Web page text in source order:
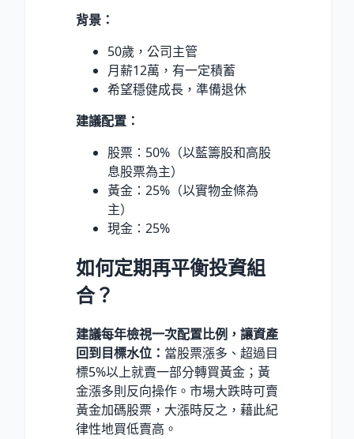
背景：
50歲，公司主管
月薪12萬，有一定積蓄
希望穩健成長，準備退休
建議配置：
股票：50%（以藍籌股和高股
息股票為主）
黃金：25%（以實物金條為
主）
現金：25%
如何定期再平衡投資組
合？
建議每年檢視一次配置比例，讓資產
回到目標水位： 當股票漲多、超過目
標5%以上就賣一部分轉買黃金；黃
金漲多則反向操作。市場大跌時可賣
黃金加碼股票，大漲時反之，藉此紀
律性地買低賣高。